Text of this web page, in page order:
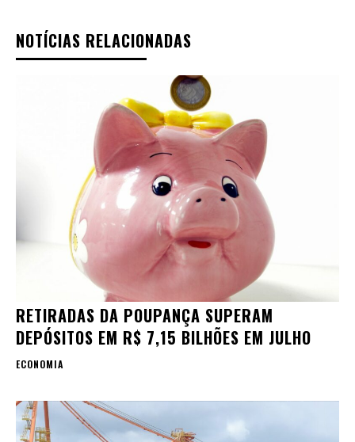
NOTÍCIAS RELACIONADAS
RETIRADAS DA POUPANÇA SUPERAM
DEPÓSITOS EM R$ 7,15 BILHÕES EM JULHO
ECONOMIA